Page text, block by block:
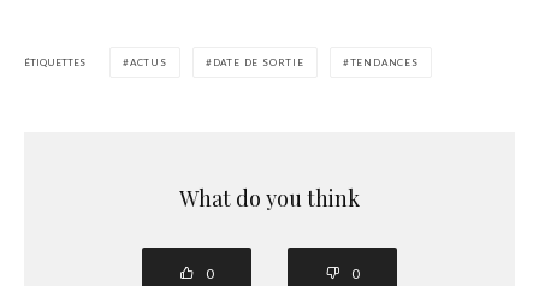
ÉTIQUETTES ACTUS DATE DE SORTIE TENDANCES
What do you think
0 0